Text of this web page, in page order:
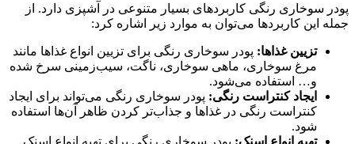
پودر سوخاری رنگی کاربردهای بسیار متنوعی در آشپزی دارد. از
جمله این کاربردها می‌توان به موارد زیر اشاره کرد:
تزیین غذاها: پودر سوخاری رنگی برای تزیین انواع غذاها مانند
مرغ سوخاری، ماهی سوخاری، ناگت، سیب‌زمینی سرخ شده
و… استفاده می‌شود.
ایجاد کنتراست رنگی: پودر سوخاری رنگی می‌تواند برای ایجاد
کنتراست رنگی در غذاها و جذاب‌تر کردن ظاهر آن‌ها استفاده
شود.
تهیه انواع اسنک: پودر سوخاری رنگی برای تهیه انواع اسنک